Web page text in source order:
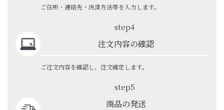
ご住所・連絡先・決済方法等を入力します。
step4
注文内容の確認
ご注文内容を確認し、注文確定します。
step5
商品の発送